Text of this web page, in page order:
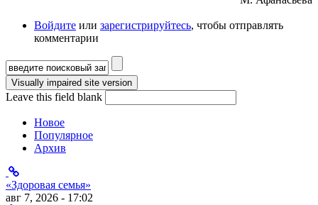
Войдите или зарегистрируйтесь, чтобы отправлять
комментарии
Форма поиска
Leave this field blank
Новое
Популярное
Архив
«Здоровая семья»
авг 7, 2026 - 17:02